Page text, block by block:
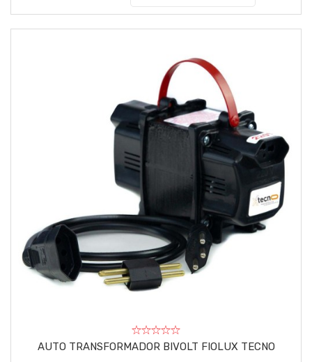
AUTO TRANSFORMADOR BIVOLT FIOLUX TECNO